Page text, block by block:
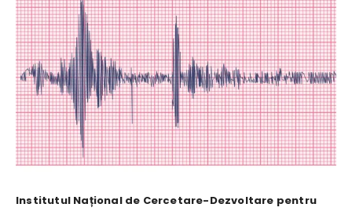
Institutul Național de Cercetare-Dezvoltare pentru